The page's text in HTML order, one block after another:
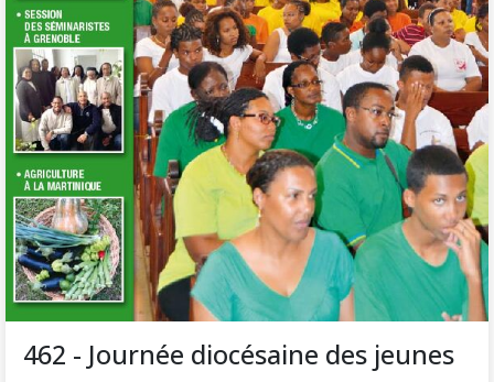
462 - Journée diocésaine des jeunes